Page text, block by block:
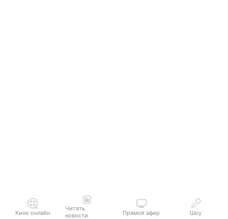
Кино онлайн
Читать
новости
Прямой эфир Шоу